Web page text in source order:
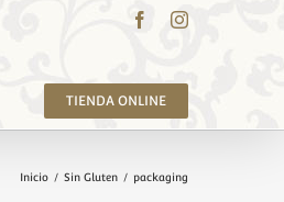
FacebookInstagram
TIENDA ONLINE
Inicio / Sin Gluten / packaging